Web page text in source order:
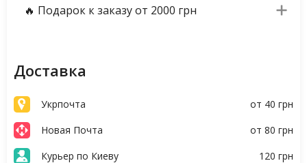
🔥 Подарок к заказу от 2000 грн
Доставка
Укрпочта
от 40 грн
Новая Почта
от 80 грн
Курьер по Киеву
120 грн